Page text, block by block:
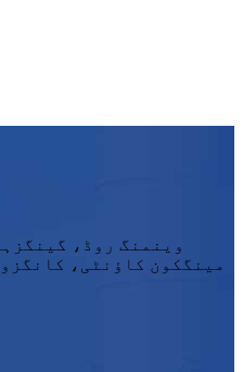
وینمنگ روڈ،
مینگکون کاؤنٹی،